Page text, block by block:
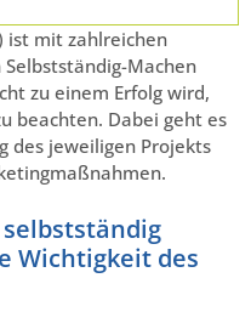
ist mit zahlreichen
Machen
zu einem Erfolg wird,
beachten. Dabei geht es
des jeweiligen Projekts
Wichtigkeit des